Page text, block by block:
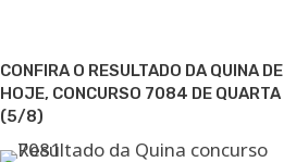
CONFIRA O RESULTADO DA QUINA DE
HOJE, CONCURSO 7084 DE QUARTA
(5/8)